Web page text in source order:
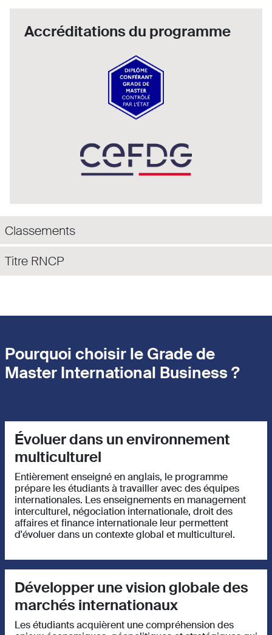
Accréditations du programme
Classements
Titre RNCP
Pourquoi choisir le Grade de
Master International Business ?
Évoluer dans un environnement
multiculturel
Entièrement enseigné en anglais, le programme
prépare les étudiants à travailler avec des équipes
internationales. Les enseignements en management
interculturel, négociation internationale, droit des
affaires et finance internationale leur permettent
d'évoluer dans un contexte global et multiculturel.
Développer une vision globale des
marchés internationaux
Les étudiants acquièrent une compréhension des